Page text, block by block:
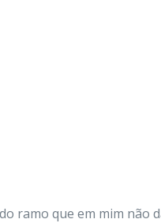
ramo que em mim não